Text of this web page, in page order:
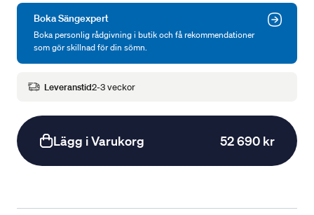
Boka Sängexpert
Boka personlig rådgivning i butik och få rekommendationer
som gör skillnad för din sömn.
Leveranstid2-3 veckor
Lägg i Varukorg 52 690 kr